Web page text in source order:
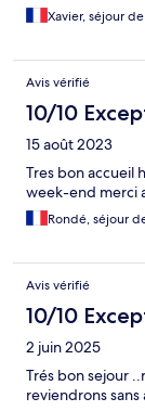
Xavier, séjour
Avis vérifié
10/10
15 août 2023
Tres bon accueil
week-end merci
Rondé, séjour
Avis vérifié
10/10
2 juin 2025
Trés bon sejour
reviendrons